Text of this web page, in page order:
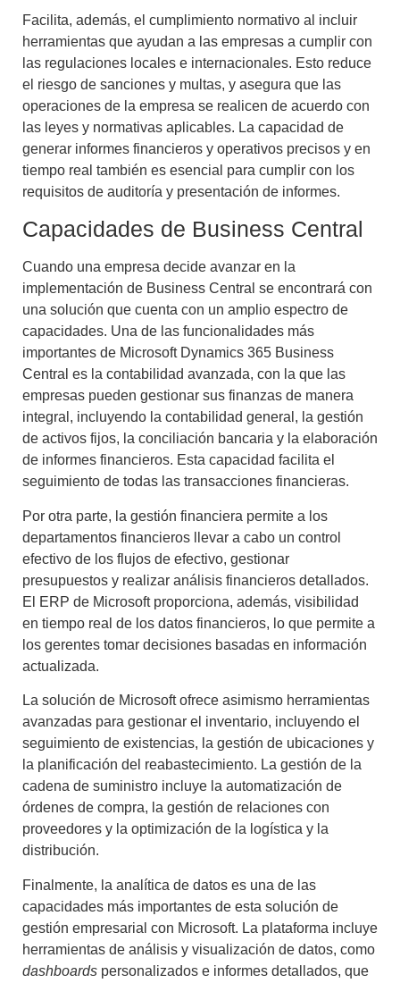
Facilita, además, el cumplimiento normativo al incluir
herramientas que ayudan a las empresas a cumplir con
las regulaciones locales e internacionales. Esto reduce
el riesgo de sanciones y multas, y asegura que las
operaciones de la empresa se realicen de acuerdo con
las leyes y normativas aplicables. La capacidad de
generar informes financieros y operativos precisos y en
tiempo real también es esencial para cumplir con los
requisitos de auditoría y presentación de informes.
Capacidades de Business Central
Cuando una empresa decide avanzar en la
implementación de Business Central se encontrará con
una solución que cuenta con un amplio espectro de
capacidades. Una de las funcionalidades más
importantes de Microsoft Dynamics 365 Business
Central es la contabilidad avanzada, con la que las
empresas pueden gestionar sus finanzas de manera
integral, incluyendo la contabilidad general, la gestión
de activos fijos, la conciliación bancaria y la elaboración
de informes financieros. Esta capacidad facilita el
seguimiento de todas las transacciones financieras.
Por otra parte, la gestión financiera permite a los
departamentos financieros llevar a cabo un control
efectivo de los flujos de efectivo, gestionar
presupuestos y realizar análisis financieros detallados.
El
ERP de Microsoftproporciona, además, visibilidad
en tiempo real de los datos financieros, lo que permite a
los gerentes tomar decisiones basadas en información
actualizada.
La solución de Microsoft ofrece asimismo herramientas
avanzadas para gestionar el inventario, incluyendo el
seguimiento de existencias, la gestión de ubicaciones y
la planificación del reabastecimiento. La gestión de la
cadena de suministro incluye la automatización de
órdenes de compra, la gestión de relaciones con
proveedores y la optimización de la logística y la
distribución.
Finalmente, la analítica de datos es una de las
capacidades más importantes de esta solución de
gestión empresarial con Microsoft. La plataforma incluye
herramientas de análisis y visualización de datos, como
dashboards personalizados e informes detallados, que